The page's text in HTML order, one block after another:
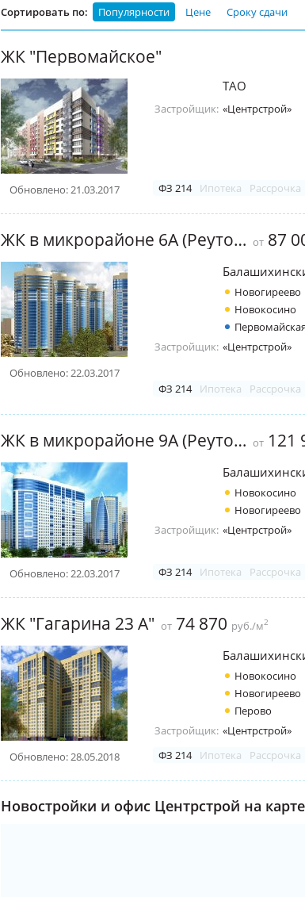
Сортировать по: Популярности Цене Сроку сдачи
ЖК "Первомайское"
Обновлено: 21.03.2017
ТАО
Застройщик: «Центрстрой»
ФЗ 214 Ипотека Рассрочка
ЖК в микрорайоне 6А (Реутов) от 87
Обновлено: 22.03.2017
Новогиреево
Новокосино
Первомайская
Застройщик: «Центрстрой»
ФЗ 214 Ипотека Рассрочка
ЖК в микрорайоне 9А (Реутов) от 121
Обновлено: 22.03.2017
Новокосино
Новогиреево
Застройщик: «Центрстрой»
ФЗ 214 Ипотека Рассрочка
ЖК "Гагарина 23 А" от 74 870 руб./м2
Обновлено: 28.05.2018
Новокосино
Новогиреево
Перово
Застройщик: «Центрстрой»
ФЗ 214
Ипотека Рассрочка
Новостройки и офис Центрстрой на карте